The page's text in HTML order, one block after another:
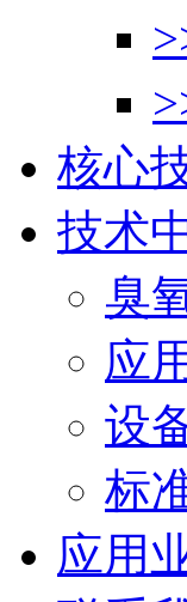
核心
技术
臭
应
设
标
应用